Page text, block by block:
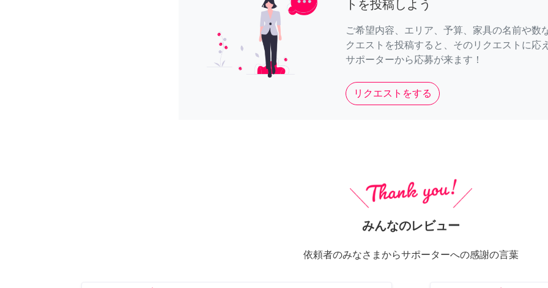
トを投稿しよう
ご希望内容、エリア、予算、家具の名前や数
クエストを投稿すると、そのリクエストに応
サポーターから応募が来ます！
リクエストをする
みんなのレビュー
依頼者のみなさまからサポーターへの感謝の言葉